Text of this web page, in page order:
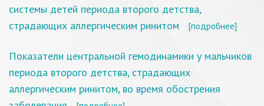
системы детей периода второго детства,
страдающих аллергическим ринитом
[подробнее]
Показатели центральной гемодинамики у мальчиков
периода второго детства, страдающих
аллергическим ринитом, во время обострения